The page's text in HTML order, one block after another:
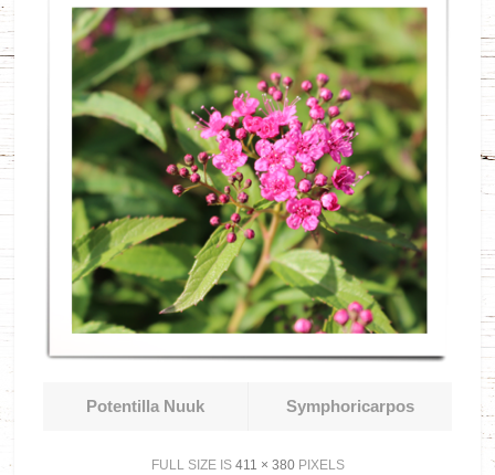
Potentilla Nuuk Symphoricarpos
FULL SIZE IS 411 × 380PIXELS